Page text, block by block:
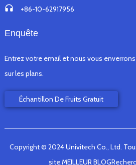
+86-10-62917956
Enquête
Entrez votre email et nous vous
sur les plans.
Échantillon De Fruits Gratuit
Copyright © 2024 Univitech Co., Ltd.
site,MEILLEUR BLOG